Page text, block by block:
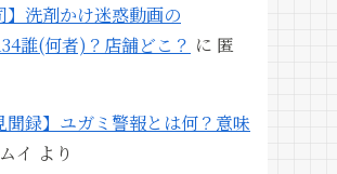
】洗剤かけ迷惑動画の
誰(何者)？店舗どこ？ に 匿
聞録】ユガミ警報とは何？意味
イ より